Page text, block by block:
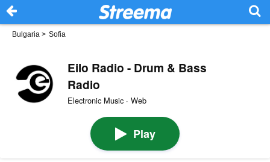
Bulgaria > Sofia
Eilo Radio - Drum & Bass
Radio
Electronic Music · Web
Play